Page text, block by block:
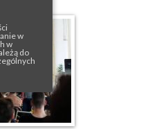
w
w
do